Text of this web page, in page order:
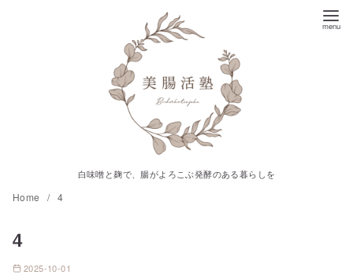
白味噌と麹で、腸がよろこぶ発酵のある暮らしを
Home 4
4
2025-10-01